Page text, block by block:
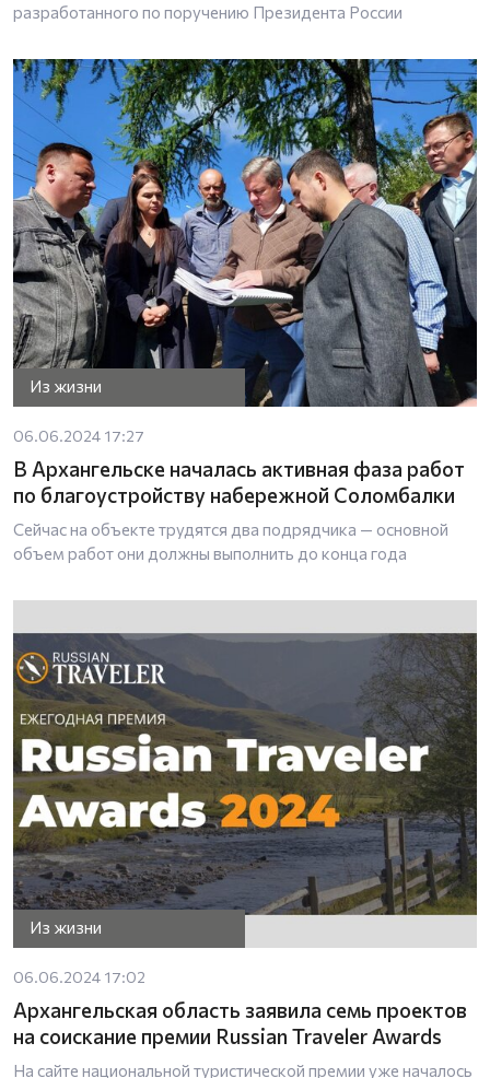
разработанного по поручению Президента России
Из жизни
06.06.2024 17:27
В Архангельске началась активная фаза работ
по благоустройству набережной Соломбалки
Сейчас на объекте трудятся два подрядчика — основной
объем работ они должны выполнить до конца года
Из жизни
06.06.2024 17:02
Архангельская область заявила семь проектов
на соискание премии Russian Traveler Awards
На сайте национальной туристической премии уже началось